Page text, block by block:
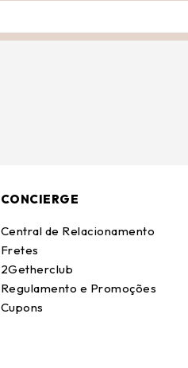
CONCIERGE
Central de Relacionamento
Fretes
2Getherclub
Regulamento e Promoções
Cupons